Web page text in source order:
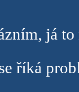
já to
říká